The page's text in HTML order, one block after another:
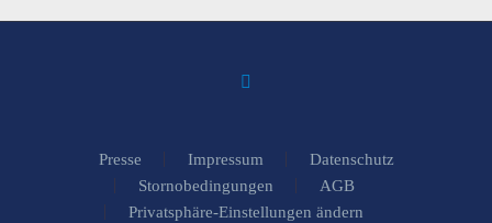
Presse Impressum
Datenschutz
Stornobedingungen
AGB
Privatsphäre-Einstellungen ändern